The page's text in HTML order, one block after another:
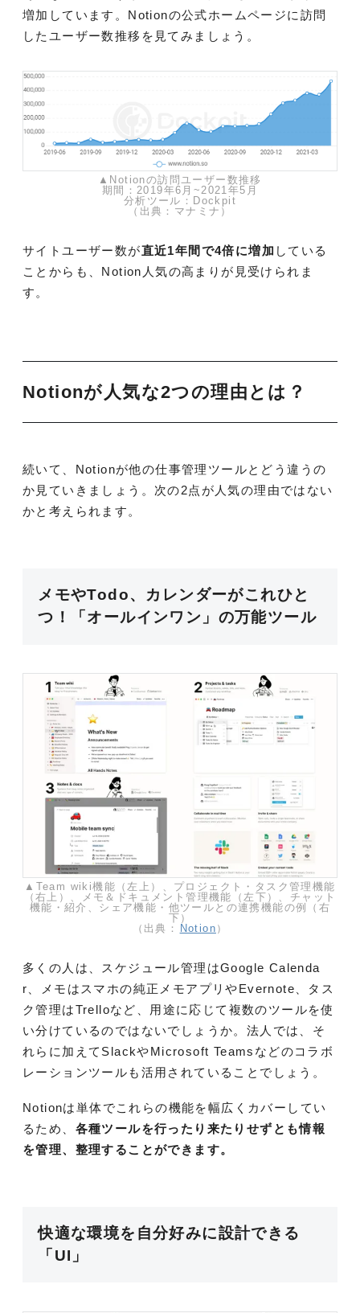
増加しています。Notionの公式ホームページに訪問
したユーザー数推移を見てみましょう。
▲Notionの訪問ユーザー数推移
期間：2019年6月~2021年5月
分析ツール：Dockpit
（出典：マナミナ）
サイトユーザー数が直近1年間で4倍に増加 している
ことからも、Notion人気の高まりが見受けられま
す。
Notionが人気な2つの理由とは？
続いて、Notionが他の仕事管理ツールとどう違うの
か見ていきましょう。次の2点が人気の理由ではない
かと考えられます。
メモやTodo、カレンダーがこれひと
つ！「オールインワン」の万能ツール
▲Team wiki機能（左上）、プロジェクト・タスク管理機能
（右上）、メモ＆ドキュメント管理機能（左下）、チャット
機能・紹介、シェア機能・他ツールとの連携機能の例（右
下）
（出典：
Notion ）
多くの人は、スケジュール管理はGoogle Calenda
r、メモはスマホの純正メモアプリやEvernote、タス
ク管理はTrelloなど、用途に応じて複数のツールを使
い分けているのではないでしょうか。法人では、そ
れらに加えてSlackやMicrosoft Teamsなどのコラボ
レーションツールも活用されていることでしょう。
Notionは単体でこれらの機能を幅広くカバーしてい
るため、 各種ツールを行ったり来たりせずとも情報
を管理、整理することができます。
快適な環境を自分好みに設計できる
「UI」